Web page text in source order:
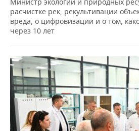
расчистке рек, рекультивации
вреда, о цифровизации и о том,
через 10 лет